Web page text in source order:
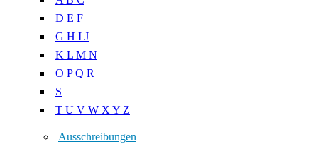
D E F
G H I J
K L M N
O P Q R
S
T U V W X Y Z
Ausschreibungen